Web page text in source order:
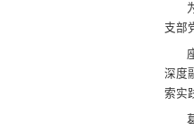
支部
深度
索实